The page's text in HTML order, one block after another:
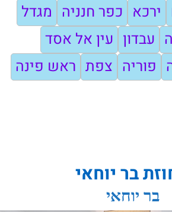
ירכא כפר חנניה מגדל
עבדון עין אל אסד
פוריה צפת ראש פינה
בר יוחאי
בר יוחאי